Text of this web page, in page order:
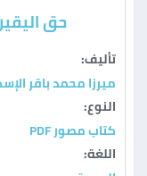
حق
تأليف:
ميرزا محمد باقر
النوع:
كتاب مصور PDF
اللغة: